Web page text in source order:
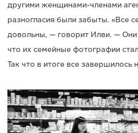
другими женщинами-членами
разногласия были забыты. «Все
довольны, — говорит Илви. —
что их семейные фотографии
Так что в итоге все завершилось